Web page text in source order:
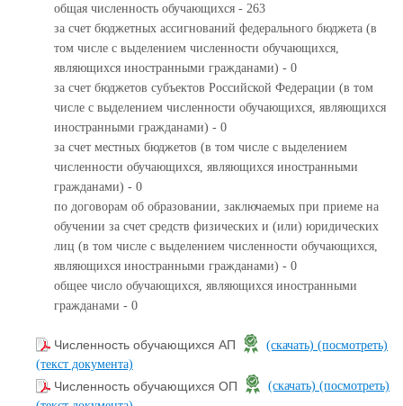
общая численность обучающихся - 263
за счет бюджетных ассигнований федерального бюджета (в
том числе с выделением численности обучающихся,
являющихся иностранными гражданами) - 0
за счет бюджетов субъектов Российской Федерации (в том
числе с выделением численности обучающихся, являющихся
иностранными гражданами) - 0
за счет местных бюджетов (в том числе с выделением
численности обучающихся, являющихся иностранными
гражданами) - 0
по договорам об образовании, заключаемых при приеме на
обучении за счет средств физических и (или) юридических
лиц (в том числе с выделением численности обучающихся,
являющихся иностранными гражданами) - 0
общее число обучающихся, являющихся иностранными
гражданами - 0
Численность обучающихся АП (скачать) (посмотреть)
(текст документа)
Численность обучающихся ОП (скачать) (посмотреть)